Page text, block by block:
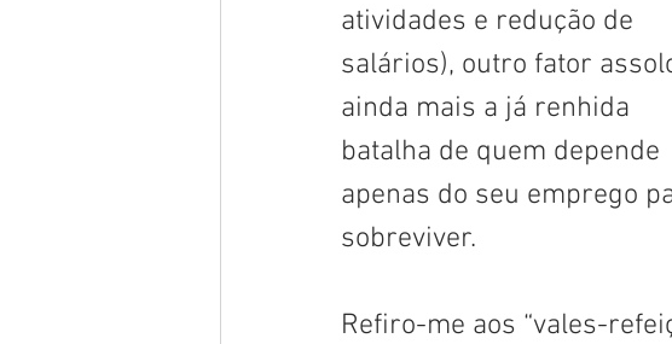
atividades e redução de
salários), outro fator
ainda mais a já renhida
batalha de quem depende
apenas do seu emprego
sobreviver.
Refiro-me aos “vales-